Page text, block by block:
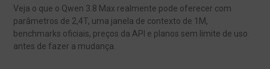
Veja o que o Qwen 3.8 Max realmente pode oferecer com
parâmetros de 2,4T, uma janela de contexto de 1M,
benchmarks oficiais, preços da API e planos sem limite de uso
antes de fazer a mudança.